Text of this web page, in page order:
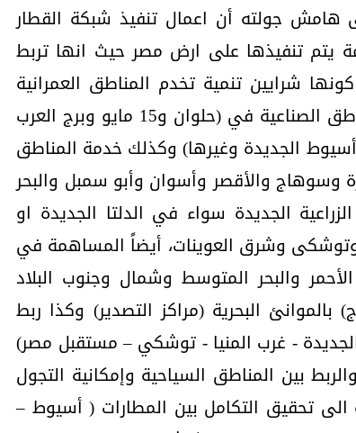
هامش جولته أن اعمال تنفيذ شبكة القطار
يتم تنفيذها على ارض مصر حيث انها تربط
شرايين تنمية تخدم المناطق العمرانية
والصناعية الجديدة والقائمة، مثل المناطق الصناعية في (حلوان و15 مايو وبرج العرب
الجديدة وغيرها) وكذلك خدمة المناطق
وسوهاج والأقصر وأسوان وأبو سمبل والبحر
الجديدة سواء في الدلتا الجديدة او
وشرق العوينات، أيضاً المساهمة في
والبحر المتوسط وشمال وجنوب البلاد
بالموانئ البحرية (مراكز التصدير) وكذا ربط
الجديدة - غرب المنيا - توشكي – مستقبل مصر)
بين المناطق السياحية وإمكانية التجول
الى تحقيق التكامل بين المطارات ( أسيوط –